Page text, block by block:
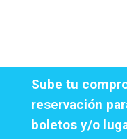
Sube tu
reservación
boletos y/o